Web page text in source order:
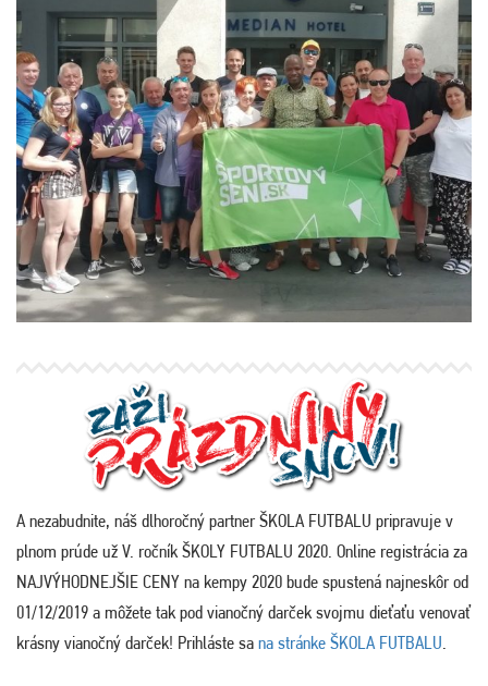
A nezabudnite, náš dlhoročný partner ŠKOLA FUTBALU pripravuje v
plnom prúde už V. ročník ŠKOLY FUTBALU 2020. Online registrácia za
NAJVÝHODNEJŠIE CENY na kempy 2020 bude spustená najneskôr od
01/12/2019 a môžete tak pod vianočný darček svojmu dieťaťu venovať
krásny vianočný darček! Prihláste sa na stránke ŠKOLA FUTBALU